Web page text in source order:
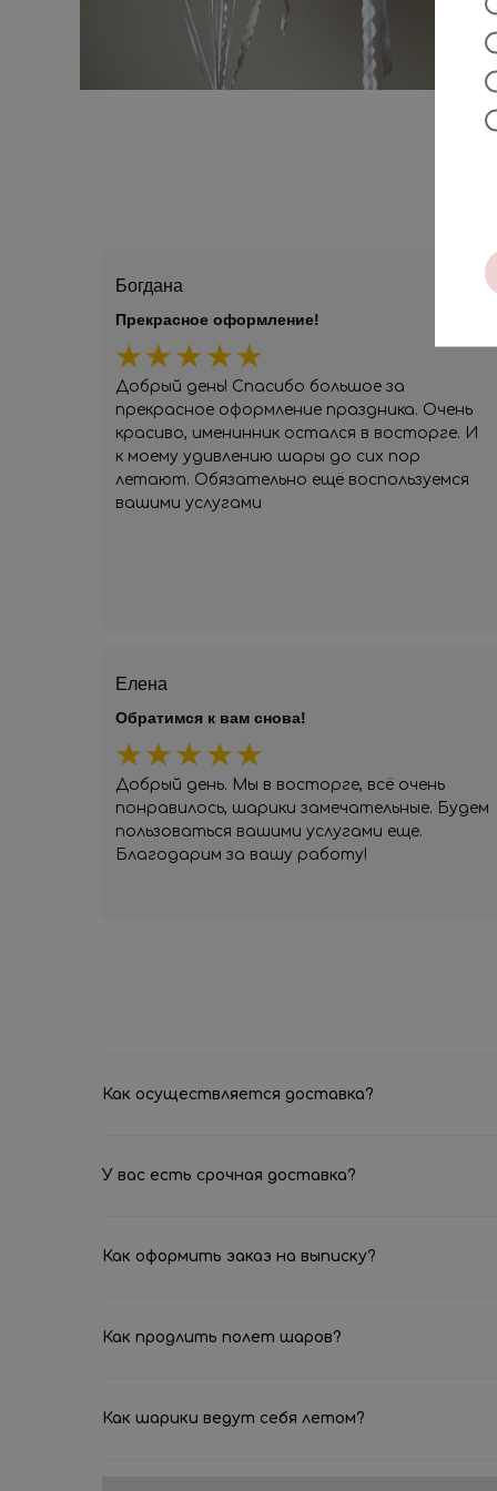
Елена
Добрый день. Мы в восторге, всё очень
понравилось, шарики замечательные. Будем
пользоваться вашими услугами еще.
Благодарим за вашу работу!
Обратимся к вам снова!
Богдана
Добрый день! Спасибо большое за
прекрасное оформление праздника. Очень
красиво, именинник остался в восторге. И
к моему удивлению шары до сих пор
летают. Обязательно ещё воспользуемся
вашими услугами
Прекрасное оформление!
Как осуществляется доставка?
У вас есть срочная доставка?
Как оформить заказ на выписку?
Как продлить полет шаров?
Как шарики ведут себя летом?